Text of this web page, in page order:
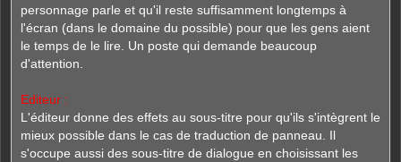
personnage parle et qu'il reste suffisamment longtemps à
l'écran (dans le domaine du possible) pour que les gens aient
le temps de le lire. Un poste qui demande beaucoup
d'attention.
Editeur :
L'éditeur donne des effets au sous-titre pour qu'ils s'intègrent le
mieux possible dans le cas de traduction de panneau. Il
s'occupe aussi des sous-titre de dialogue en choisissant les